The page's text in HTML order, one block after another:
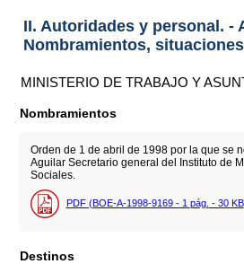
II. Autoridades y personal. -
Nombramientos,
MINISTERIO DE TRABAJO Y
Nombramientos
Orden de 1 de abril de 1998 por la que se
Aguilar Secretario general del Instituto de
Sociales.
PDF (BOE-A-1998-9169 - 1 pág. - 30 KB
Destinos